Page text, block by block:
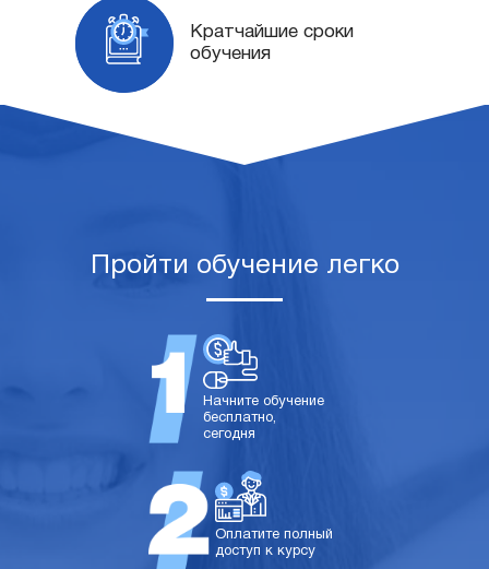
Кратчайшие сроки
обучения
Пройти обучение легко
Начните обучение
бесплатно,
сегодня
Оплатите полный
доступ к курсу